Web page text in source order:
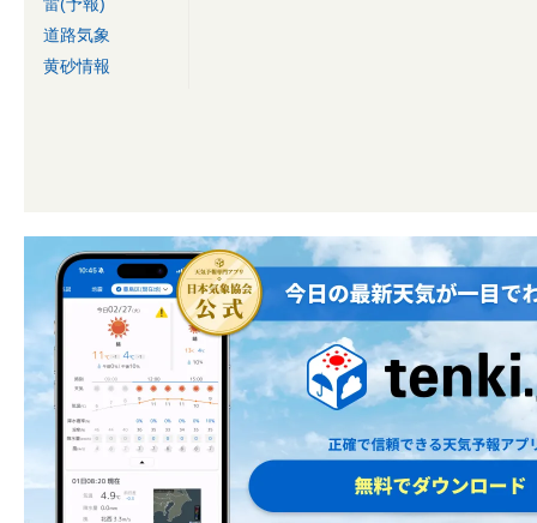
道路気象
黄砂情報